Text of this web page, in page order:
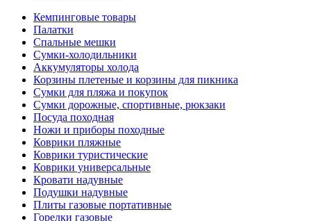
Кемпинговые товары
Палатки
Спальные мешки
Сумки-холодильники
Аккумуляторы холода
Корзины плетеные и корзины для пикника
Сумки для пляжа и покупок
Сумки дорожные, спортивные, рюкзаки
Посуда походная
Ножи и приборы походные
Коврики пляжные
Коврики туристические
Коврики универсальные
Кровати надувные
Подушки надувные
Плиты газовые портативные
Горелки газовые